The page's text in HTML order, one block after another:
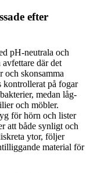
efter
pH-neutrala och
där det
och skonsamma
kontrollerat på fogar
medan låg-
och möbler.
för hörn och lister
att både synligt och
ytor, följer
material för